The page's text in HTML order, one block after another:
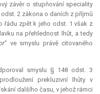
závěr o stupňování speciality
2 zákona o daních z příjmů
řádu zpět k jeho odst. 1 však z
na přehlednost lhůt, a tedy
“ ve smyslu právě citovaného
smyslu § 148 odst. 3
prekluzivní lhůty v
dalšího času, v jehož rámci